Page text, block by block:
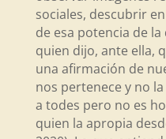
sociales, descubrir
de esa potencia de
quien dijo, ante ella,
una afirmación de
nos pertenece y no
a todes pero no es
quien la apropia